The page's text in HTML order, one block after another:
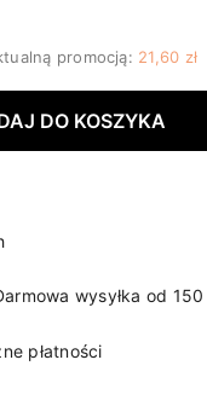
promocją: 21,60 zł
DO KOSZYKA
wysyłka od 150
płatności